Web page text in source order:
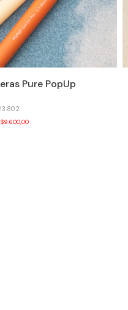
Pure PopUp
$9.600,00